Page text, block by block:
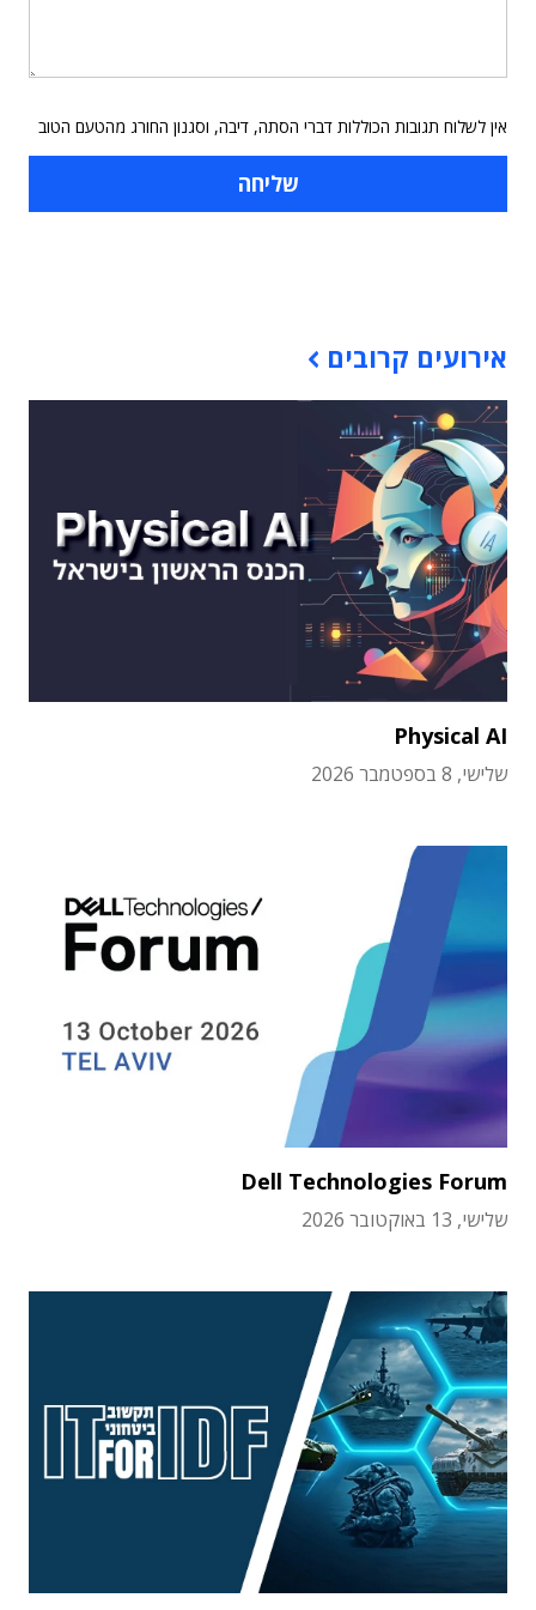
אין לשלוח תגובות הכוללות דברי הסתה, דיבה, וסגנון החורג מהטעם הטוב
אירועים קרובים
Physical AI
שלישי, 8 בספטמבר 2026
Dell Technologies Forum
שלישי, 13 באוקטובר 2026